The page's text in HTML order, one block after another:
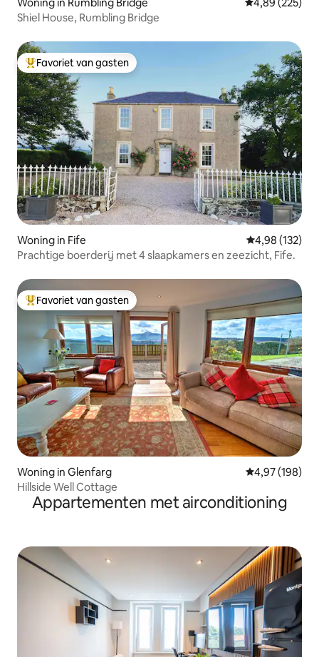
Woning in Rumbling Bridge Gemiddelde
4,89 (225)
Shiel House, Rumbling Bridge
Topfavoriet van gasten
Favoriet van gasten
Woning in Fife Gemiddelde
4,98 (132)
Prachtige boerderij met 4 slaapkamers en zeezicht, Fife.
Topfavoriet van gasten
Favoriet van gasten
Woning in Glenfarg Gemiddelde
4,97 (198)
Hillside Well Cottage
Appartementen met airconditioning